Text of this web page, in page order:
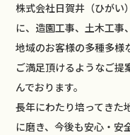
株式会社日賀井（ひがい
に、造園工事、土木工事
地域のお客様の多種多様
ご満足頂けるようなご提
んでおります。
長年にわたり培ってきた
に磨き、今後も安心・安